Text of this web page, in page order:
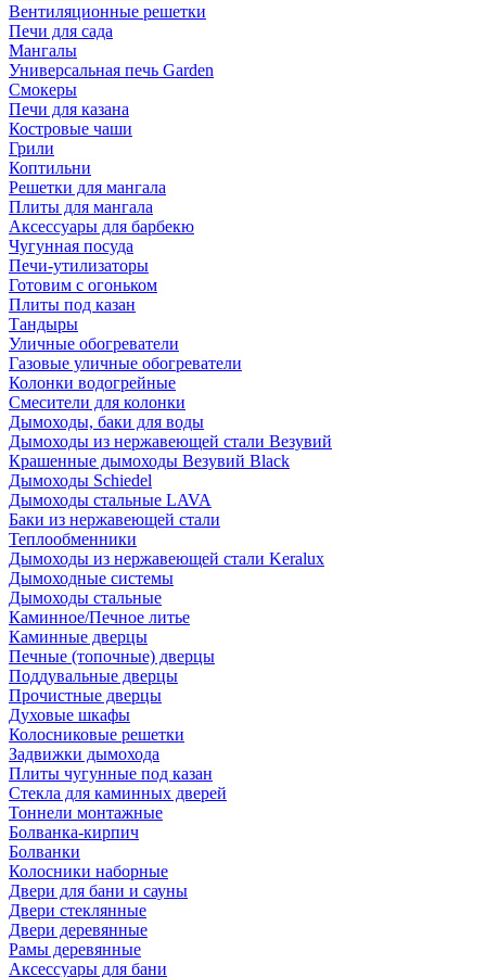
Вентиляционные решетки
Печи для сада
Мангалы
Универсальная печь Garden
Смокеры
Печи для казана
Костровые чаши
Грили
Коптильни
Решетки для мангала
Плиты для мангала
Аксессуары для барбекю
Чугунная посуда
Печи-утилизаторы
Готовим с огоньком
Плиты под казан
Тандыры
Уличные обогреватели
Газовые уличные обогреватели
Колонки водогрейные
Смесители для колонки
Дымоходы, баки для воды
Дымоходы из нержавеющей стали Везувий
Крашенные дымоходы Везувий Black
Дымоходы Schiedel
Дымоходы стальные LAVA
Баки из нержавеющей стали
Теплообменники
Дымоходы из нержавеющей стали Keralux
Дымоходные системы
Дымоходы стальные
Каминное/Печное литье
Каминные дверцы
Печные (топочные) дверцы
Поддувальные дверцы
Прочистные дверцы
Духовые шкафы
Колосниковые решетки
Задвижки дымохода
Плиты чугунные под казан
Стекла для каминных дверей
Тоннели монтажные
Болванка-кирпич
Болванки
Колосники наборные
Двери для бани и сауны
Двери стеклянные
Двери деревянные
Рамы деревянные
Аксессуары для бани